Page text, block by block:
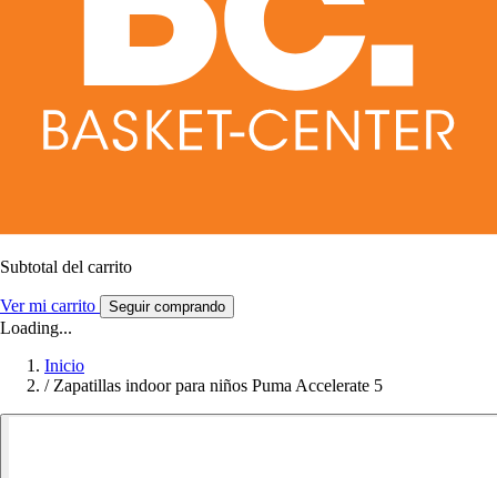
Subtotal del carrito
Ver mi carrito Seguir comprando
Loading...
Inicio
/ Zapatillas indoor para niños Puma Accelerate 5